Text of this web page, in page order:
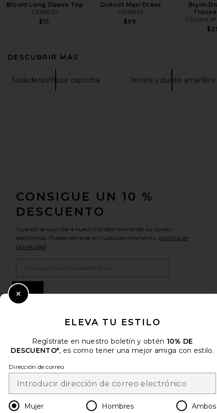
Bloom Long Sleeve Top
LIONESS
$71
District Maxi Dress
LIONESS
$99
Brynn
Citizens
DESCUBRIR MÁS
Sudaderas/Buzo capucha Jerséis y punto amarillos
CONSIGUE UN 10 %
DESCUENTO
Cuando se suscribe a nuestro boletín enviando su correo
electrónico. Puede retirarse en cualquier momento. política de
privacidad
¡AYÚDANOS A MEJORAR!
Haz una breve encuesta sobre la visita de hoy.¡Vamos!
ELEVA TU ESTILO
Regístrate en nuestro boletín y obtén 10% DE
DESCUENTO*, es como tener una mejor amiga con estilo.
Dirección de correo
Mujer Hombres Ambos
Close Modal